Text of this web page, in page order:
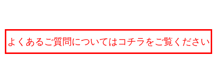
よくあるご質問についてはコチラをご覧ください